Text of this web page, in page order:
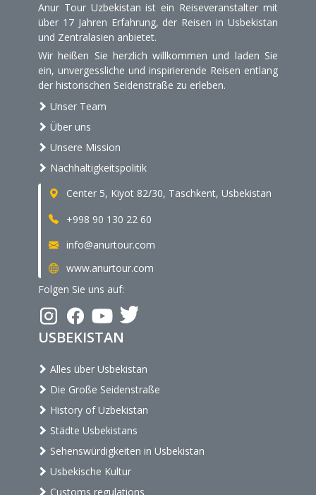
Anur Tour Uzbekistan ist ein Reiseveranstalter mit
über 17 Jahren Erfahrung, der Reisen in Usbekistan
und Zentralasien anbietet.
Wir heißen Sie herzlich willkommen und laden Sie
ein, unvergessliche und inspirierende Reisen entlang
der historischen Seidenstraße zu erleben.
Unser Team
Über uns
Unsere Mission
Nachhaltigkeitspolitik
Center 5, Kiyot 82/30, Taschkent, Usbekistan
+998 90 130 22 60
info@anurtour.com
www.anurtour.com
Folgen Sie uns auf:
USBEKISTAN
Alles über Usbekistan
Die Große Seidenstraße
History of Uzbekistan
Städte Usbekistans
Sehenswürdigkeiten in Usbekistan
Usbekische Kultur
Customs regulations